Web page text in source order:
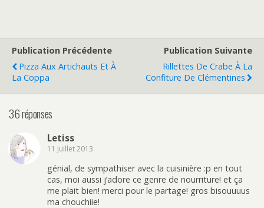
Publication Précédente
Pizza Aux Artichauts Et À
La Coppa
Publication Suivante
Rillettes De Crabe À La
Confiture De Clémentines
36 réponses
Letiss
11 juillet 2013
génial, de sympathiser avec la cuisinière :p en tout
cas, moi aussi j’adore ce genre de nourriture! et ça
me plait bien! merci pour le partage! gros bisouuuus
ma chouchiie!